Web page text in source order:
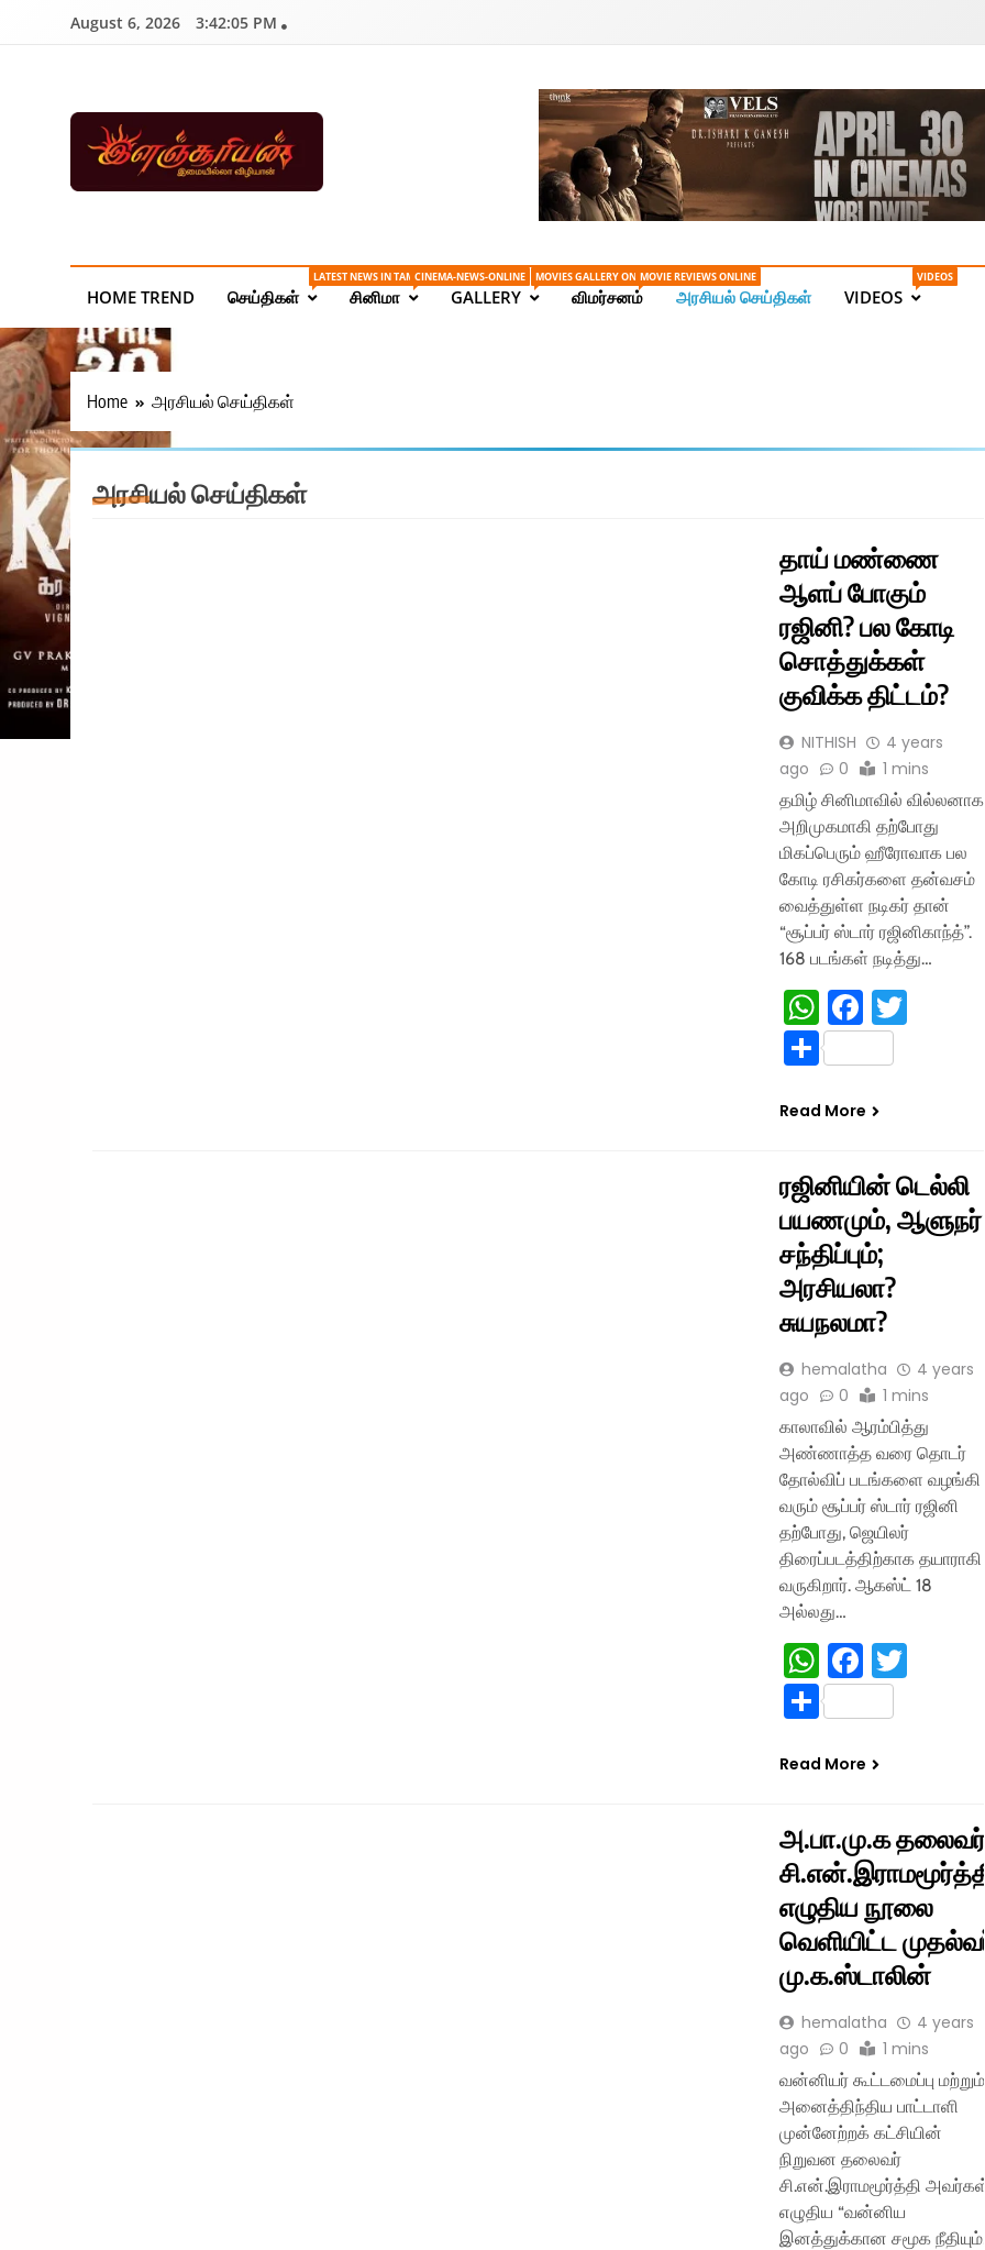
August 6, 2026 3:42:06 PM
Ilanchoorian.com – Tamil News | Health |
| Sports News
HOME TREND செய்திகள்
LATEST NEWS IN TAMIL ONLINE
சினிமா
CINEMA-NEWS-ONLINE
GALLERY
MOVIES GALLERY ONLINE
விமர்சனம்
MOVIE REVIEWS ONLINE
அரசியல் செய்திகள் VIDEOS
VIDEOS
Home அரசியல் செய்திகள்
அரசியல் செய்திகள்
தாய் மண்ணை
ஆளப் போகும்
ரஜினி? பல கோடி
சொத்துக்கள்
குவிக்க திட்டம்?
NITHISH
4 years
ago
0 1 mins
தமிழ் சினிமாவில் வில்லனாக
அறிமுகமாகி தற்போது
மிகப்பெரும் ஹீரோவாக பல
கோடி ரசிகர்களை தன்வசம்
வைத்துள்ள நடிகர் தான்
“சூப்பர் ஸ்டார் ரஜினிகாந்த்”.
168 படங்கள் நடித்து…
WhatsApp
Facebook
Share
Read More
ரஜினியின் டெல்லி
பயணமும், ஆளுநர்
சந்திப்பும்;
அரசியலா?
சுயநலமா?
hemalatha
4 years
ago
0 1 mins
காலாவில் ஆரம்பித்து
அண்ணாத்த வரை தொடர்
தோல்விப் படங்களை வழங்கி
வரும் சூப்பர் ஸ்டார் ரஜினி
தற்போது, ஜெயிலர்
திரைப்படத்திற்காக தயாராகி
வருகிறார். ஆகஸ்ட் 18
அல்லது…
WhatsApp
Facebook
Share
Read More
அ.பா.மு.க தலைவர்
சி.என்.இராமமூர்த்தி
எழுதிய நூலை
வெளியிட்ட முதல்வர்
மு.க.ஸ்டாலின்
hemalatha
4 years
ago
0 1 mins
வன்னியர் கூட்டமைப்பு மற்றும்
அனைத்திந்திய பாட்டாளி
முன்னேற்றக் கட்சியின்
நிறுவன தலைவர்
சி.என்.இராமமூர்த்தி அவர்கள்
எழுதிய “வன்னிய
இனத்துக்கான சமூக நீதியும்,